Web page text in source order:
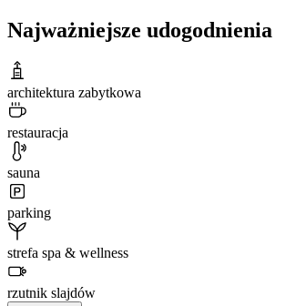
Najważniejsze udogodnienia
architektura zabytkowa
restauracja
sauna
parking
strefa spa & wellness
rzutnik slajdów